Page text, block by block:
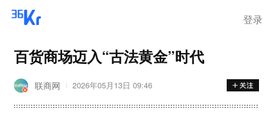
登录
百货商场迈入“古法黄金”时代
联商网 2026年05月13日 09:46